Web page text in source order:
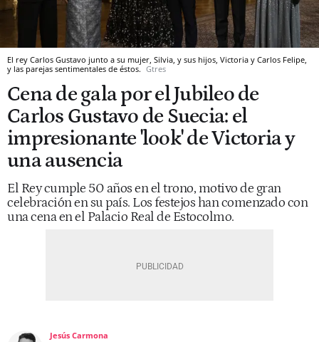
El rey Carlos Gustavo junto a su mujer, Silvia, y sus hijos, Victoria y Carlos Felipe,
y las parejas sentimentales de éstos. Gtres
Cena de gala por el Jubileo de
Carlos Gustavo de Suecia: el
impresionante 'look' de Victoria y
una ausencia
El Rey cumple 50 años en el trono, motivo de gran
celebración en su país. Los festejos han comenzado con
una cena en el Palacio Real de Estocolmo.
Jesús Carmona